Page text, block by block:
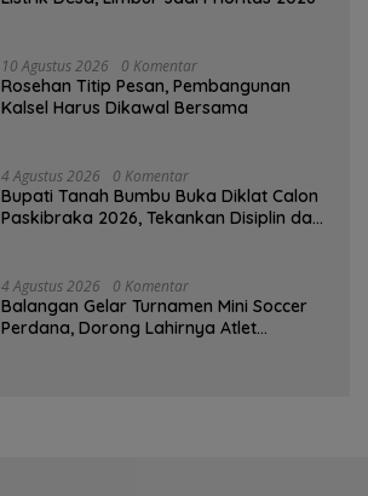
10 Agustus 2026 0 Komentar
Rosehan Titip Pesan, Pembangunan
Kalsel Harus Dikawal Bersama
4 Agustus 2026 0 Komentar
Bupati Tanah Bumbu Buka Diklat Calon
Paskibraka 2026, Tekankan Disiplin dan
4 Agustus 2026 0 Komentar
Balangan Gelar Turnamen Mini Soccer
Perdana, Dorong Lahirnya Atlet